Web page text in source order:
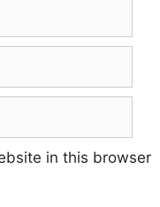
in this browser